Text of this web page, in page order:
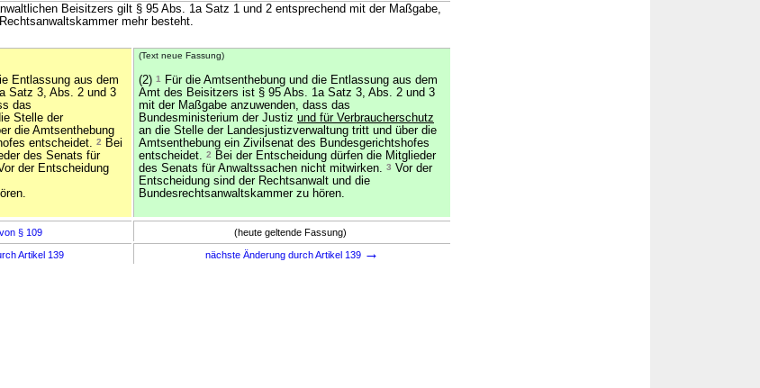
Beisitzers gilt § 95 Abs. 1a Satz 1 und 2 entsprechend mit der Maßgabe,
mehr besteht.
Entlassung aus dem
Satz 3, Abs. 2 und 3
das
Stelle der
die Amtsenthebung
entscheidet. 2
Bei
des Senats für
der Entscheidung
(Text neue Fassung)
(2) 1
Für die Amtsenthebung und die Entlassung aus dem
Amt des Beisitzers ist § 95 Abs. 1a Satz 3, Abs. 2 und 3
mit der Maßgabe anzuwenden, dass das
Bundesministerium der Justiz und für Verbraucherschutz
an die Stelle der Landesjustizverwaltung tritt und über die
Amtsenthebung ein Zivilsenat des Bundesgerichtshofes
entscheidet. 2
Bei der Entscheidung dürfen die Mitglieder
des Senats für Anwaltssachen nicht mitwirken. 3 Vor der
Entscheidung sind der Rechtsanwalt und die
Bundesrechtsanwaltskammer zu hören.
§ 109 (heute geltende Fassung)
Artikel 139 nächste Änderung durch Artikel 139 →